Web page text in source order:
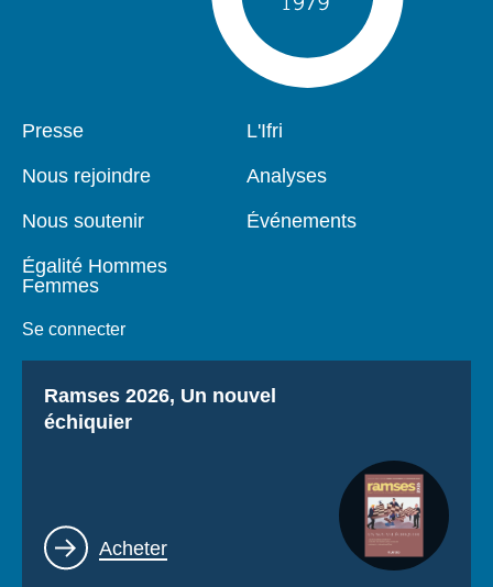
Pied
Presse
Nous rejoindre
Nous soutenir
Égalité Hommes
Femmes
Se connecter
Navigation
L'Ifri
Analyses
Événements
Titre
Ramses 2026, Un nouvel
échiquier
Lien
Acheter